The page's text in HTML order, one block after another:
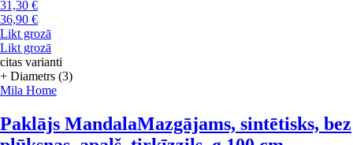
31,30 €
36,90 €
Likt grozā
Likt grozā
citas varianti
+ Diametrs (3)
Mila Home
Paklājs MandalaMazgājams, sintētisks, bez